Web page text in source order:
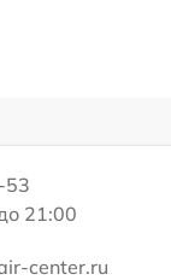
53
21:00
center.ru